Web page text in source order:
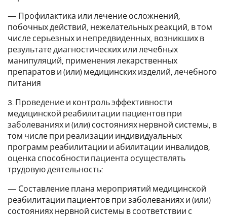
— Профилактика или лечение осложнений,
побочных действий, нежелательных реакций, в том
числе серьезных и непредвиденных, возникших в
результате диагностических или лечебных
манипуляций, применения лекарственных
препаратов и (или) медицинских изделий, лечебного
питания
3. Проведение и контроль эффективности
медицинской реабилитации пациентов при
заболеваниях и (или) состояниях нервной системы, в
том числе при реализации индивидуальных
программ реабилитации и абилитации инвалидов,
оценка способности пациента осуществлять
трудовую деятельность:
— Составление плана мероприятий медицинской
реабилитации пациентов при заболеваниях и (или)
состояниях нервной системы в соответствии с